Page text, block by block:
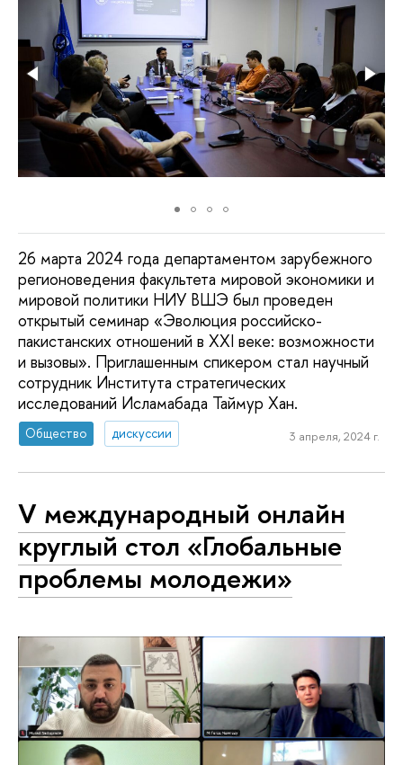
26 марта 2024 года департаментом зарубежного
регионоведения факультета мировой экономики и
мировой политики НИУ ВШЭ был проведен
открытый семинар «Эволюция российско-
пакистанских отношений в XXI веке: возможности
и вызовы». Приглашенным спикером стал научный
сотрудник Института стратегических
исследований Исламабада Таймур Хан.
Общество дискуссии 3 апреля, 2024 г.
V международный онлайн
круглый стол «Глобальные
проблемы молодежи»